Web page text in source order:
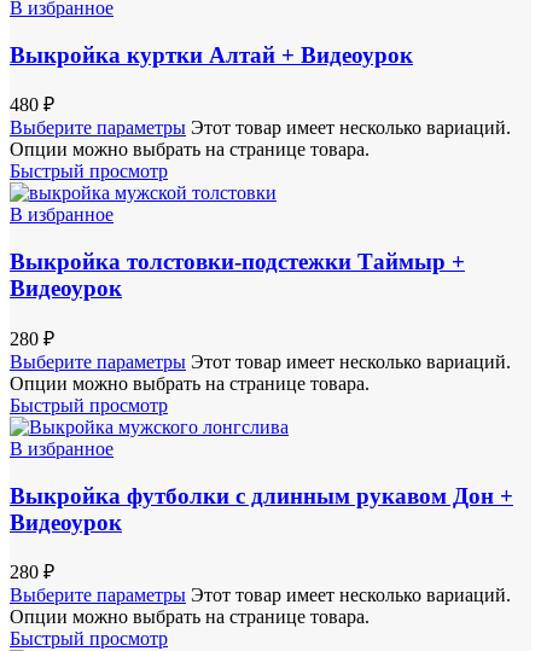
В избранное
Выкройка куртки Алтай + Видеоурок
480 ₽
Выберите параметры Этот товар имеет несколько вариаций.
Опции можно выбрать на странице товара.
Быстрый просмотр
В избранное
Выкройка толстовки-подстежки Таймыр +
Видеоурок
280 ₽
Выберите параметры Этот товар имеет несколько вариаций.
Опции можно выбрать на странице товара.
Быстрый просмотр
В избранное
Выкройка футболки с длинным рукавом Дон +
Видеоурок
280 ₽
Выберите параметры Этот товар имеет несколько вариаций.
Опции можно выбрать на странице товара.
Быстрый просмотр